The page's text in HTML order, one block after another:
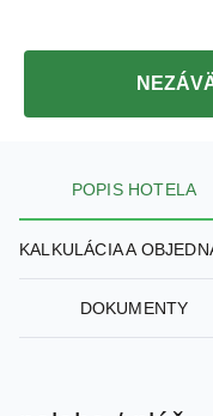
POPIS HOTELA